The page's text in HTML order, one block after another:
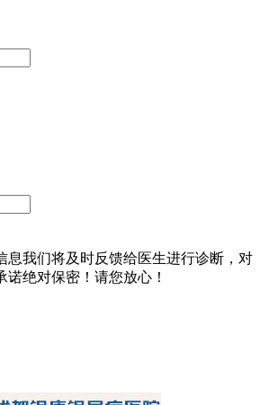
息我们将及时反馈给医生进行诊断，对
绝对保密！请您放心！